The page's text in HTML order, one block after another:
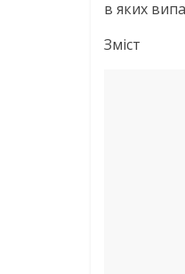
в яких
Зміст